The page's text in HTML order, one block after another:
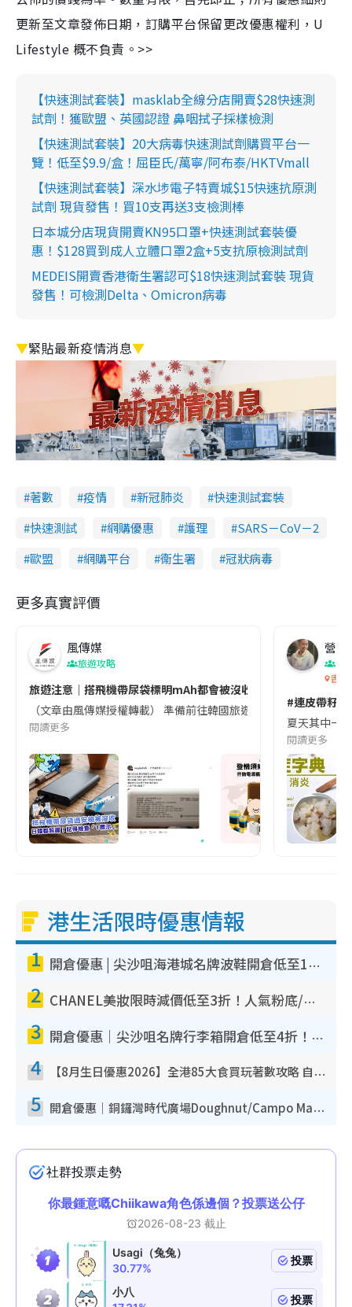
更新至文章發佈日期，訂購平台保留更改優惠權利，U
Lifestyle 概不負責。>>
【快速測試套裝】masklab全線分店開賣$28快速測
試劑！獲歐盟、英國認證 鼻咽拭子採樣檢測
【快速測試套裝】20大病毒快速測試劑購買平台一
覽！低至$9.9/盒！屈臣氏/萬寧/阿布泰/HKTVmall
【快速測試套裝】深水埗電子特賣城$15快速抗原測
試劑 現貨發售！買10支再送3支檢測棒
日本城分店現貨開賣KN95口罩+快速測試套裝優
惠！$128買到成人立體口罩2盒+5支抗原檢測試劑
MEDEIS開賣香港衛生署認可$18快速測試套裝 現貨
發售！可檢測Delta、Omicron病毒
▼緊貼最新疫情消息▼
著數 疫情 新冠肺炎
快速測試套裝
快速測試
網購優惠 護理
SARS－CoV－2
歐盟
網購平台 衞生署 冠狀病毒
更多真實評價
風傳媒
旅遊攻略
旅遊注意｜搭飛機帶尿袋標明mAh都會被沒收😱出發前切記檢查
（文章由風傳媒授權轉載） 準備前往韓國旅遊的民眾，近期要
閱讀更多
營養
香港
#連皮帶籽
夏天其中一
閱讀更多
港生活限時優惠情報
1 開倉優惠 | 尖沙咀海港城名牌波鞋開倉低至1折！On鞋$899起／Joy&Peace鞋履$98起
2 CHANEL美妝限時減價低至3折！人氣粉底/唇膏/精華液低至$275！COCO香水都有平
3 開倉優惠｜尖沙咀名牌行李箱開倉低至4折！一連5日 American Tourister/ace./Hallmark $200起！
4 【8月生日優惠2026】全港85大食買玩著數攻略 自助餐/火鍋放題同行免費＋誠品/DONKI送現金券
5 開倉優惠｜銅鑼灣時代廣場Doughnut/Campo Marzio開倉低至1折！背囊、書包、手袋劈價$200起